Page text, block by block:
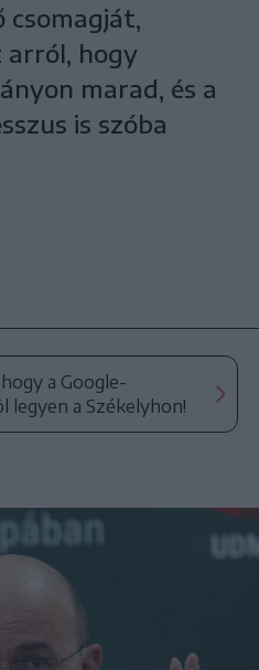
csomagját,
hogy
marad, és a
is szóba
a Google-
legyen a Székelyhon!